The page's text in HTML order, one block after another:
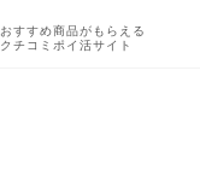
おすすめ商品がもらえる
クチコミポイ活サイト